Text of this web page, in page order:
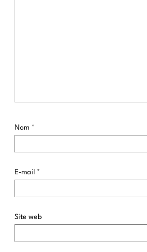
Nom *
E-mail *
Site web